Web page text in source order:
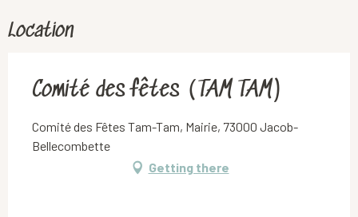
Location
Comité des fêtes (TAM TAM)
Comité des Fêtes Tam-Tam, Mairie, 73000 Jacob-
Bellecombette
Getting there